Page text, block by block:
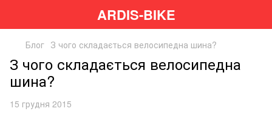
ARDIS-BIKE
Блог З чого складається велосипедна шина?
З чого складається велосипедна
шина?
15 грудня 2015